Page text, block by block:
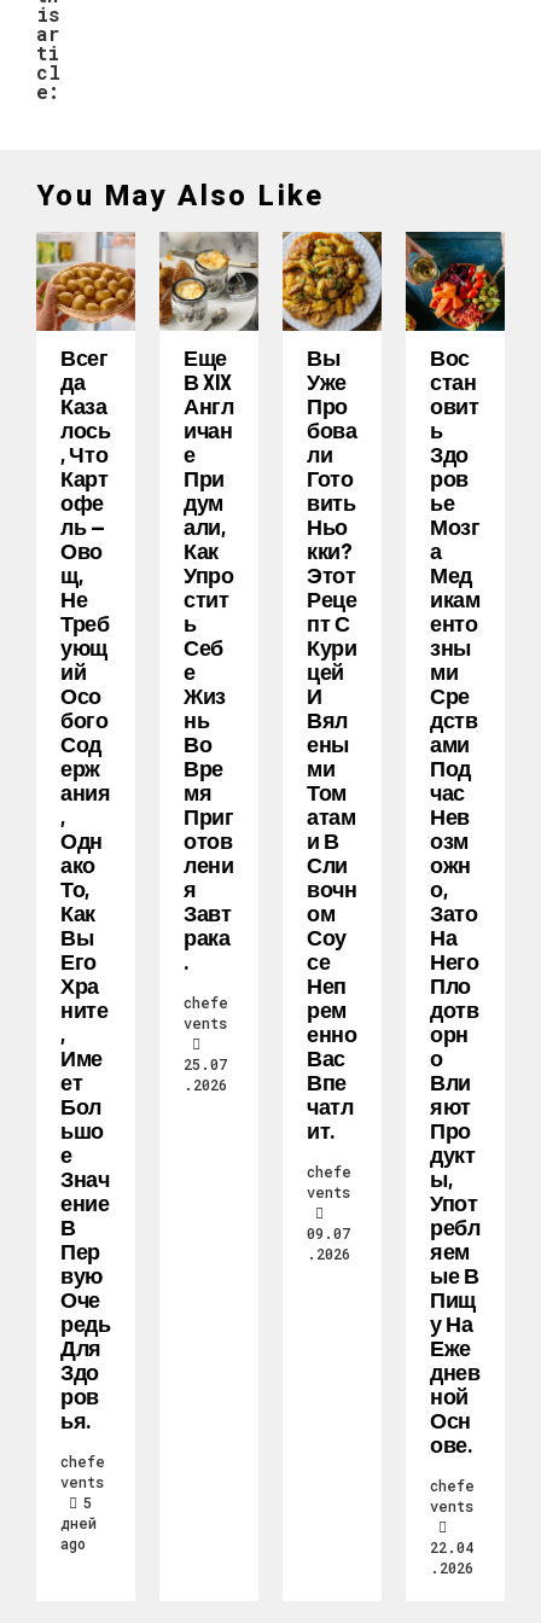
is
ar
ti
cl
e:
You May Also Like
Всег
Да
Каза
Лось
, Что
Карт
Офе
Ль —
Ово
Щ,
Не
Треб
Ующ
Ий
Осо
Бого
Сод
Ерж
Ания
,
Одн
Ако
То,
Как
Вы
Его
Хра
Ните
,
Име
Ет
Бол
Ьшо
Е
Знач
Ение
В
Пер
Вую
Оче
Редь
Для
Здо
Ров
Ья.
chefe
vents
5
дней
ago
Еще
В XIX
Англ
Ичан
Е
При
Дум
Али,
Как
Упро
Стит
Ь
Себ
Е
Жиз
Нь
Во
Вре
Мя
Приг
Отов
Лени
Я
Завт
Рака
.
chefe
vents
25.07
.2026
Вы
Уже
Про
Бова
Ли
Гото
Вить
Ньо
Кки?
Этот
Реце
Пт С
Кури
Цей
И
Вял
Ены
Ми
Том
Атам
И В
Сли
Вочн
Ом
Соу
Се
Неп
Рем
Енно
Вас
Впе
Чатл
Ит.
chefe
vents
09.07
.2026
Вос
Стан
Овит
Ь
Здо
Ров
Ье
Мозг
А
Мед
Икам
Енто
Зны
Ми
Сре
Дств
Ами
Под
Час
Нев
Озм
Ожн
О,
Зато
На
Него
Пло
Дотв
Орн
О
Вли
Яют
Про
Дукт
Ы,
Упот
Ребл
Яем
Ые В
Пищ
У На
Еже
Днев
Ной
Осн
Ове.
chefe
vents
22.04
.2026